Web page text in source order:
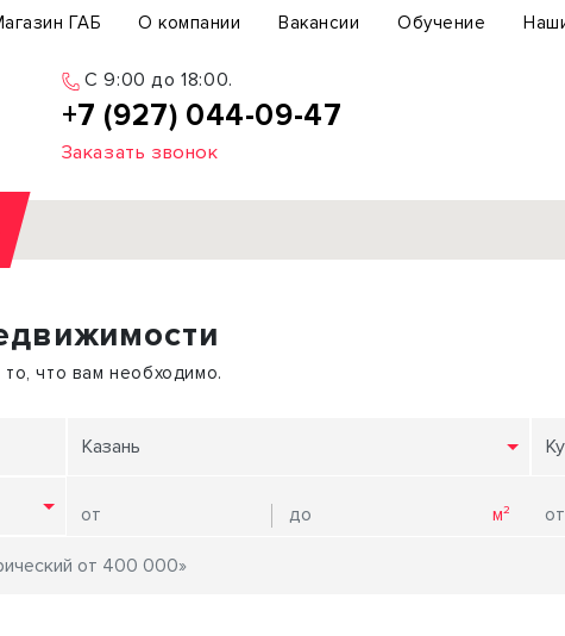
ГАБ О компании Вакансии Обучение
C 9:00 до 18:00.
+7 (927) 044-09-47
Заказать звонок
участок
здание
центр
что вам необходимо.
Казань